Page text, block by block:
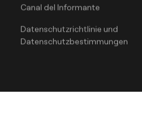
Canal del Informante
Datenschutzrichtlinie und
Datenschutzbestimmungen